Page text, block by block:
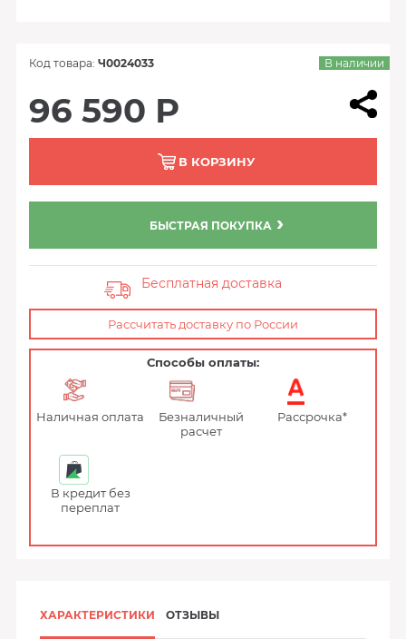
Код товара: Ч0024033 В наличии
96 590 Р
В КОРЗИНУ
БЫСТРАЯ ПОКУПКА
Бесплатная доставка
Рассчитать доставку по России
Способы оплаты:
Наличная оплата
Безналичный
расчет
Рассрочка*
В кредит без
переплат
ХАРАКТЕРИСТИКИ ОТЗЫВЫ